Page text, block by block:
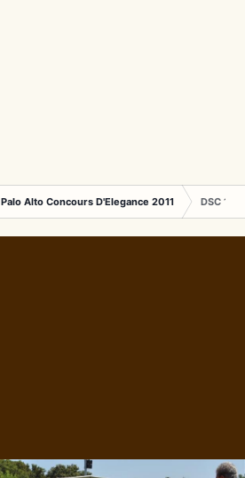
Palo Alto Concours D'Elegance 2011 DSC